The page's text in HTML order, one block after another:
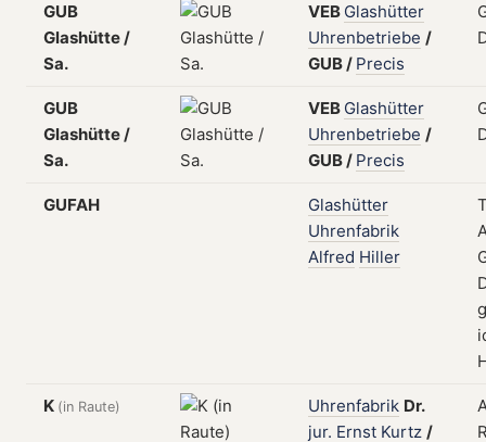
GUB
Glashütte /
Sa.
VEB Glashütter
Uhrenbetriebe /
GUB/ Precis
GUB
Glashütte /
Sa.
VEB Glashütter
Uhrenbetriebe /
GUB/ Precis
GUFAH
Glashütter
Uhrenfabrik
Alfred Hiller
K (in Raute) Uhrenfabrik Dr.
jur. Ernst Kurtz /